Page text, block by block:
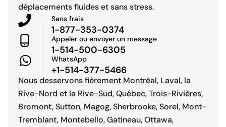
déplacements fluides et sans stress.
Sans frais
1-877-353-0374
Appeler ou envoyer un message
1-514-500-6305
WhatsApp
+1-514-377-5466
Nous desservons fièrement Montréal, Laval, la
Rive-Nord et la Rive-Sud, Québec, Trois-Rivières,
Bromont, Sutton, Magog, Sherbrooke, Sorel, Mont-
Tremblant, Montebello, Gatineau, Ottawa,